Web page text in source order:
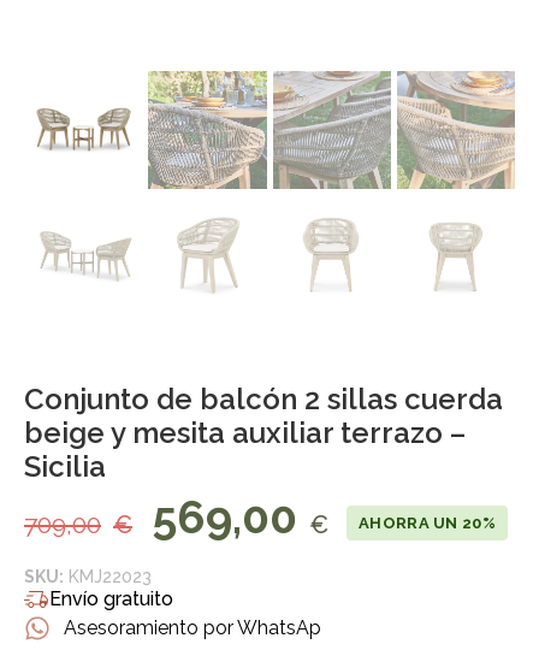
Conjunto de balcón 2 sillas cuerda
beige y mesita auxiliar terrazo –
Sicilia
709,00 € 569,00 € AHORRA UN 20%
SKU: KMJ22023
Envío gratuito
Asesoramiento por WhatsAp